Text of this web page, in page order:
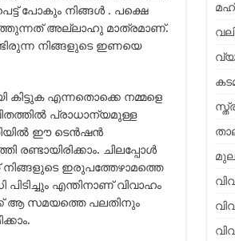
പോകും നിങ്ങള്‍ . പക്ഷെ
അല്ലാഹു മാത്രമാണ്.
നിങ്ങളുടെ ഇണയെ
എന്നതൊക്കെ നമ്മളെ
പ്രാധാന്യമുള്ള
ഈ ടെന്‍ഷന്‍
ചിലപ്പോള്‍
ഇരുപത്തേഴാമത്തെ
പിടിച്ചും എന്തിനാണ് വിവാഹം
ആ സമയത്തെ പലതിനും